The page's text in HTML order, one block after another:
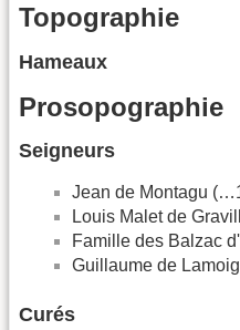
Topographie
Hameaux
Prosopographie
Seigneurs
Jean de Montagu
Louis Malet de
Famille des Balzac
Guillaume de
Curés